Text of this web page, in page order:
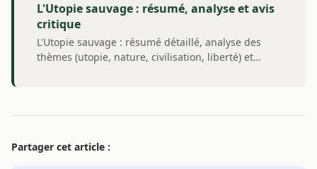
L'Utopie sauvage : résumé, analyse et avis
critique
L'Utopie sauvage : résumé détaillé, analyse des
thèmes (utopie, nature, civilisation, liberté) et…
Partager cet article :